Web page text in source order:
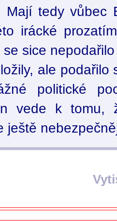
Mají tedy vůbec
irácké
se sice
ale podařilo
politické
vede k tomu,
ještě